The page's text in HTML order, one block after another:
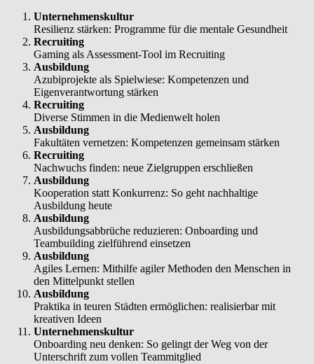
Unternehmenskultur
Resilienz stärken: Programme für die mentale Gesundheit
Recruiting
Gaming als Assessment-Tool im Recruiting
Ausbildung
Azubiprojekte als Spielwiese: Kompetenzen und
Eigenverantwortung stärken
Recruiting
Diverse Stimmen in die Medienwelt holen
Ausbildung
Fakultäten vernetzen: Kompetenzen gemeinsam stärken
Recruiting
Nachwuchs finden: neue Zielgruppen erschließen
Ausbildung
Kooperation statt Konkurrenz: So geht nachhaltige
Ausbildung heute
Ausbildung
Ausbildungsabbrüche reduzieren: Onboarding und
Teambuilding zielführend einsetzen
Ausbildung
Agiles Lernen: Mithilfe agiler Methoden den Menschen in
den Mittelpunkt stellen
Ausbildung
Praktika in teuren Städten ermöglichen: realisierbar mit
kreativen Ideen
Unternehmenskultur
Onboarding neu denken: So gelingt der Weg von der
Unterschrift zum vollen Teammitglied